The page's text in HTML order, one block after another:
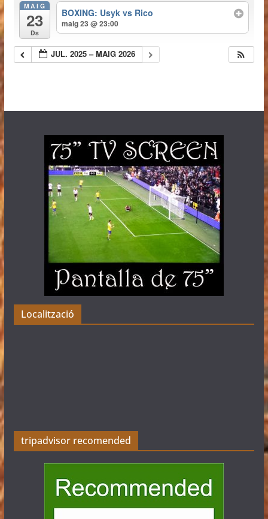
MAIG
23
Ds
BOXING: Usyk vs Rico
maig 23 @ 23:00
JUL. 2025 – MAIG 2026
Localització
tripadvisor recomended